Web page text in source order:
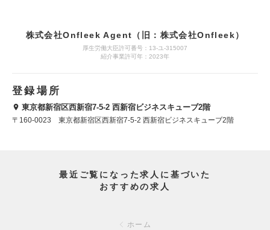
株式会社Onfleek Agent（旧：株式会社Onfleek）
厚生労働大臣許可番号：13-ユ-315007
紹介事業許可年：2023年
登録場所
東京都新宿区西新宿7-5-2 西新宿ビジネスキューブ2階
〒160-0023 東京都新宿区西新宿7-5-2 西新宿ビジネスキューブ2階
最近ご覧になった求人に基づいた
おすすめの求人
ホーム